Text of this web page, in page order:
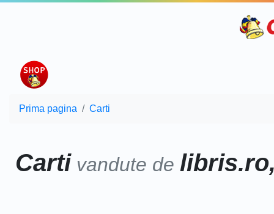
Prima pagina Carti
Carti vandute de